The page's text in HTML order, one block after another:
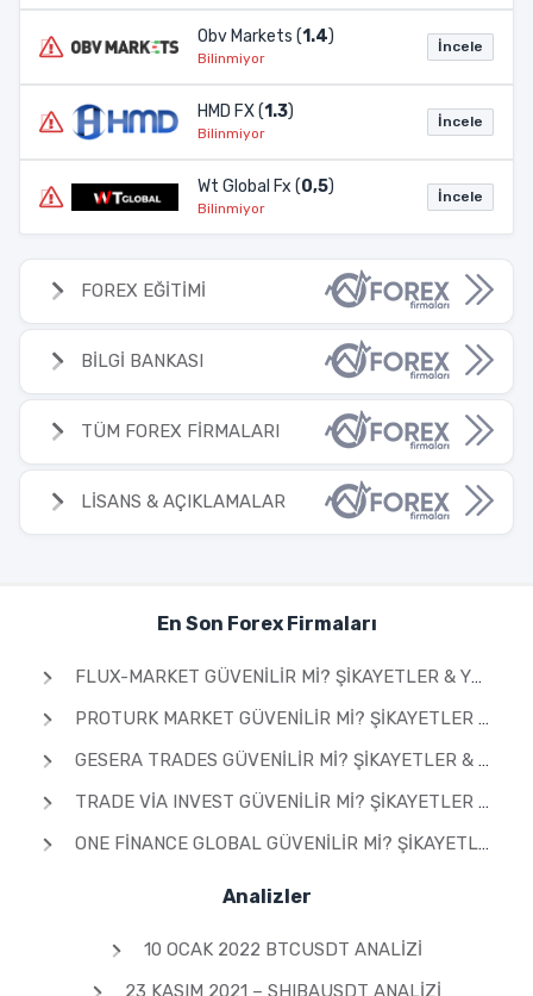
Obv Markets (1.4)
Bilinmiyor
İncele
HMD FX (1.3)
Bilinmiyor
İncele
Wt Global Fx (0,5)
Bilinmiyor
İncele
FOREX EĞİTİMİ
BİLGİ BANKASI
TÜM FOREX FİRMALARI
LİSANS & AÇIKLAMALAR
En Son Forex Firmaları
FLUX-MARKET GÜVENILIR MI? ŞIKAYETLER & YORUMLAR 2026
PROTURK MARKET GÜVENILIR MI? ŞIKAYETLER & YORUMLAR 2026
GESERA TRADES GÜVENILIR MI? ŞIKAYETLER & YORUMLAR 2026
TRADE VIA INVEST GÜVENILIR MI? ŞIKAYETLER & YORUMLAR 2026
ONE FINANCE GLOBAL GÜVENILIR MI? ŞIKAYETLER & YORUMLAR 2026
Analizler
10 OCAK 2022 BTCUSDT ANALIZI
23 KASIM 2021 – SHIBAUSDT ANALIZI